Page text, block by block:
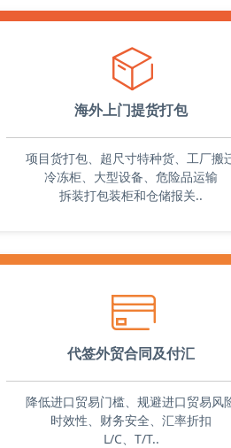
工作的准确性和合规性
关事务，确保现场操作的
确性和高效性。
选择进贸通作为进口报关
理，将得到可靠的报关服
和丰富的经验支持。进
将竭诚服务，帮助客户顺
完成进出口贸易。
海外上门提货打包
项目货打包、超尺寸特种货、工厂搬
冷冻柜、大型设备、危险品运输
拆装打包装柜和仓储报关..
ꁦ
代签外贸合同及付汇
降低进口贸易门槛、规避进口贸易风
时效性、财务安全、汇率折扣
L/C、T/T..
ꀔ